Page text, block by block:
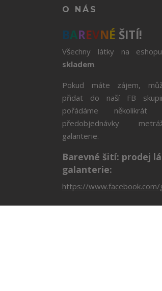
O NÁS
BAREVNÉ ŠITÍ!
Všechny látky na
skladem.
Pokud máte zájem,
přidat do naší FB
pořádáme několikrát
předobjednávky
galanterie.
Barevné šití: prodej
galanterie:
https://